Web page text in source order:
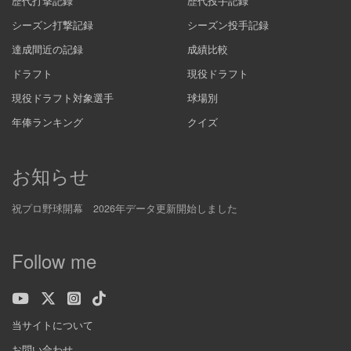
シーズン打撃記録
シーズン投手記録
達成間近の記録
成績比較
ドラフト
現役ドラフト
現役ドラフト対象選手
球場別
年俸ランキング
クイズ
お知らせ
祝プロ野球開幕 2026年データ更新開始しました
Follow me
当サイトについて